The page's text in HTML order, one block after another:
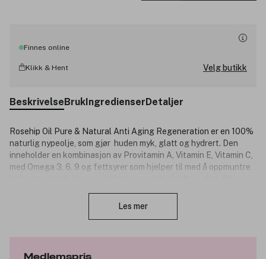
Finnes online
Klikk & Hent Velg butikk
BeskrivelseBrukIngredienserDetaljer
Rosehip Oil Pure & Natural Anti Aging Regeneration er en 100%
naturlig nypeolje, som gjør huden myk, glatt og hydrert. Den
inneholder en kombinasjon av Provitamin A, Vitamin E, Vitamin C,
med Omega 3, 6, 9 og fettsyrer som hjelper til med å oppmuntre
til å fukte og reparere tørr eller skadet hud. Den er gunstige for
100% naturlige ingredienser.
Les mer
Medlemspris